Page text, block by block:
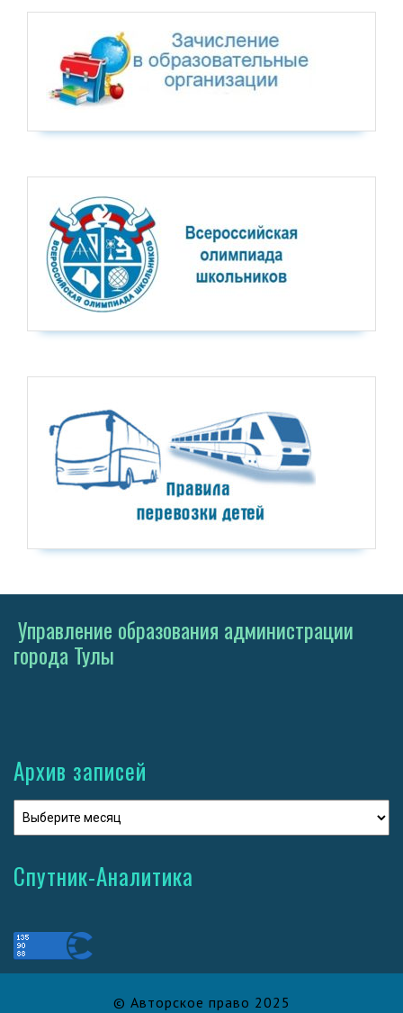
Управление образования администрации
города Тулы
Архив записей
Спутник-Аналитика
© Авторское право 2025